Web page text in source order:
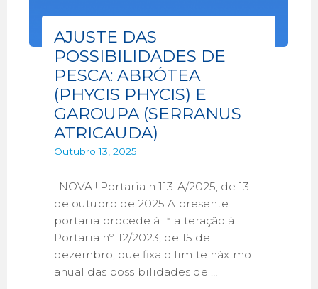
AJUSTE DAS
POSSIBILIDADES DE
PESCA: ABRÓTEA
(PHYCIS PHYCIS) E
GAROUPA (SERRANUS
ATRICAUDA)
Outubro 13, 2025
! NOVA ! Portaria n 113-A/2025, de 13
de outubro de 2025 A presente
portaria procede à 1ª alteração à
Portaria nº112/2023, de 15 de
dezembro, que fixa o limite náximo
anual das possibilidades de …